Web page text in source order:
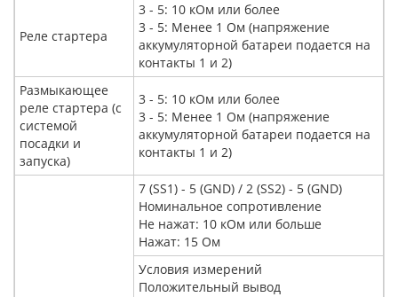
Реле стартера
3 - 5: 10 кОм или более
3 - 5: Менее 1 Ом (напряжение
аккумуляторной батареи подается на
контакты 1 и 2)
Размыкающее
реле стартера (с
системой
посадки и
запуска)
3 - 5: 10 кОм или более
3 - 5: Менее 1 Ом (напряжение
аккумуляторной батареи подается на
контакты 1 и 2)
7 (SS1) - 5 (GND) / 2 (SS2) - 5 (GND)
Номинальное сопротивление
Не нажат: 10 кОм или больше
Нажат: 15 Ом
Условия измерений
Положительный вывод